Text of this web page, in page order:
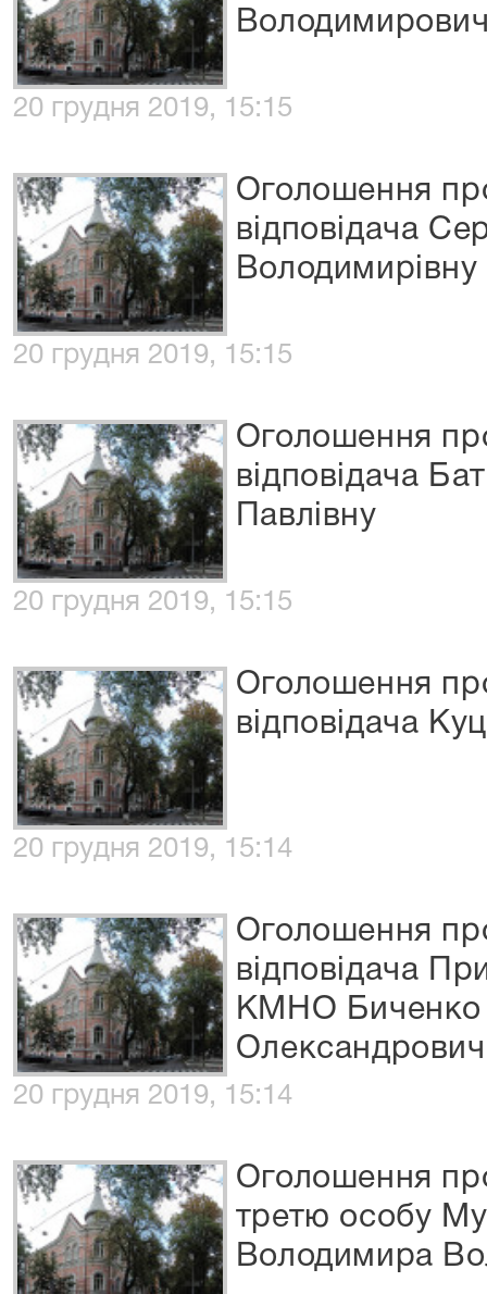
20 грудня 2019, 15:15
Оголошення
відповідача
Володимирівну
20 грудня 2019, 15:15
Оголошення
відповідача
Павлівну
20 грудня 2019, 15:15
Оголошення
відповідача
20 грудня 2019, 15:14
Оголошення
відповідача
КМНО Биченко
20 грудня 2019, 15:14
Оголошення
третю особу
Володимира